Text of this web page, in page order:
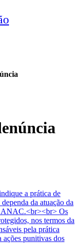
a prática de
da atuação da
ANAC.<br><br> Os
nos termos da
pela prática
ações punitivas dos